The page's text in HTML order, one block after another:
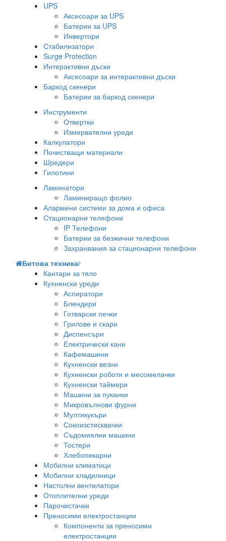
UPS
Аксесоари за UPS
Батерии за UPS
Инвертори
Стабилизатори
Surge Protection
Интерактивни дъски
Аксесоари за интерактивни дъски
Баркод скенери
Батерии за баркод скенери
Инструменти
Отвертки
Измервателни уреди
Калкулатори
Почистващи материали
Шредери
Гилотини
Ламинатори
Ламиниращо фолио
Алармени системи за дома и офиса
Стационарни телефони
IP Телефони
Батерии за безжични телефони
Захранвания за стационарни телефони
Битова техника
Кантари за тяло
Кухненски уреди
Аспиратори
Блендери
Готварски печки
Грилове и скари
Диспенсъри
Електрически кани
Кафемашини
Кухненски везни
Кухненски роботи и месомелачки
Кухненски таймери
Машини за пуканки
Микровълнови фурни
Мултикукъри
Сокоизстисквачки
Съдомиялни машини
Тостери
Хлебопекарни
Мобилни климатици
Мобилни хладилници
Настолни вентилатори
Отоплителни уреди
Парочистачки
Преносими електростанции
Компоненти за преносими
електростанции